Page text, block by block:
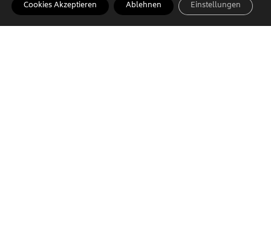
Cookies Akzeptieren Ablehnen Einstellungen